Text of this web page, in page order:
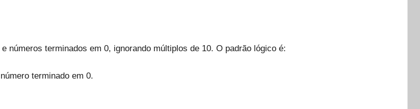
números terminados em 0, ignorando múltiplos de 10. O padrão lógico é:
terminado em 0.